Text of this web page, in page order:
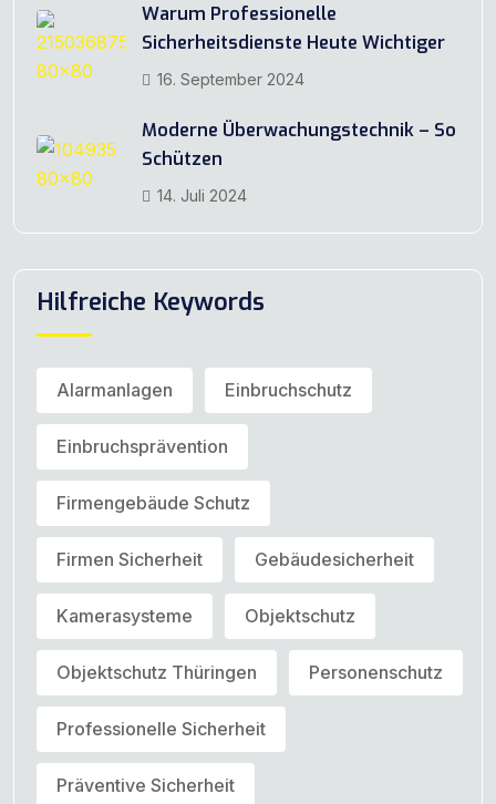
Warum Professionelle
Sicherheitsdienste Heute Wichtiger
16. September 2024
Moderne Überwachungstechnik – So
Schützen
14. Juli 2024
Hilfreiche Keywords
Alarmanlagen Einbruchschutz
Einbruchsprävention
Firmengebäude Schutz
Firmen Sicherheit Gebäudesicherheit
Kamerasysteme Objektschutz
Objektschutz Thüringen Personenschutz
Professionelle Sicherheit
Präventive Sicherheit